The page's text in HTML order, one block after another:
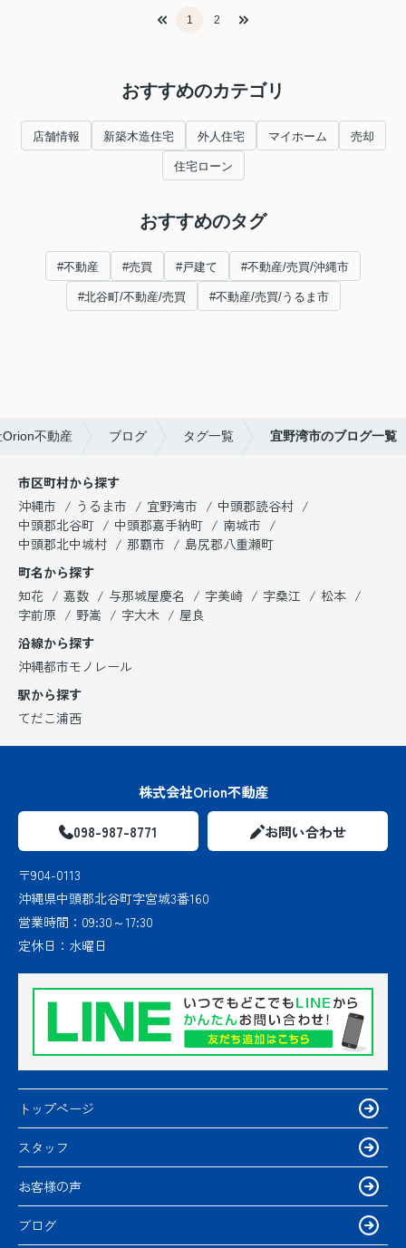
1 2
おすすめのカテゴリ
店舗情報 新築木造住宅 外人住宅 マイホーム 売却
住宅ローン
おすすめのタグ
#不動産 #売買 #戸建て #不動産/売買/沖縄市
#北谷町/不動産/売買 #不動産/売買/うるま市
不動産 ブログ タグ一覧 宜野湾市のブログ一覧
市区町村から探す
沖縄市
うるま市 宜野湾市
中頭郡読谷村
中頭郡北谷町
中頭郡嘉手納町
南城市
中頭郡北中城村
那覇市
島尻郡八重瀬町
町名から探す
知花
嘉数 与那城屋慶名 字美崎 字桑江
松本
字前原
野嵩 字大木
屋良
沿線から探す
沖縄都市モノレール
駅から探す
てだこ浦西
株式会社Orion不動産
098-987-8771 お問い合わせ
〒904-0113
沖縄県中頭郡北谷町字宮城3番160
営業時間： 09:30～17:30
定休日： 水曜日
トップページ
スタッフ
お客様の声
ブログ